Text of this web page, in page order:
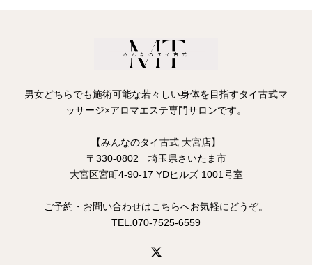
男女どちらでも施術可能な若々しい身体を目指すタイ古式マ
ッサージ×アロマエステ専門サロンです。
【みんなのタイ古式 大宮店】
〒330-0802 埼玉県さいたま市
大宮区宮町4-90-17 YDヒルズ 1001号室
ご予約・お問い合わせはこちらへお気軽にどうぞ。
TEL.070-7525-6559